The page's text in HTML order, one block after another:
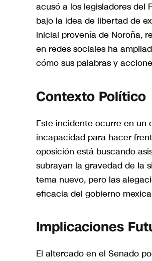
acusó a los legisladores del
bajo la idea de libertad de
inicial provenía de Noroña,
en redes sociales ha
cómo sus palabras y
Contexto Político
Este incidente ocurre en un
incapacidad para hacer
oposición está buscando
subrayan la gravedad de la
tema nuevo, pero las
eficacia del gobierno
Implicaciones
El altercado en el Senado